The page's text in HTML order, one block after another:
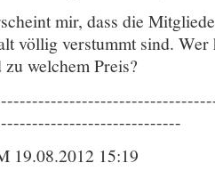
mir, dass die
völlig verstummt sind. Wer
welchem Preis?
19.08.2012 15:19